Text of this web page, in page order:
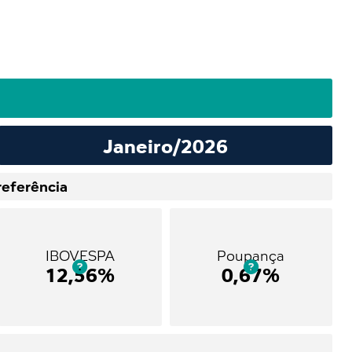
Janeiro/2026
IBOVESPA
12,56%

Poupança
0,67%
